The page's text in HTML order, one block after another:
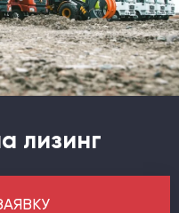
лизинг